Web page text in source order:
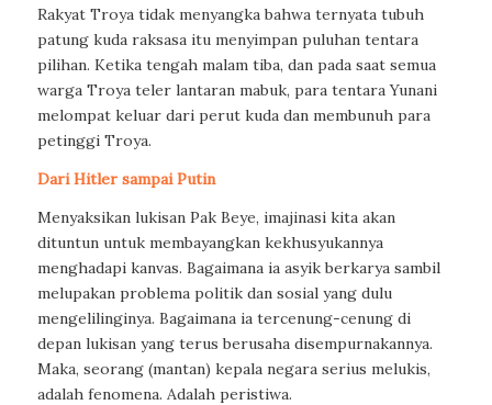
Rakyat Troya tidak menyangka bahwa ternyata tubuh
patung kuda raksasa itu menyimpan puluhan tentara
pilihan. Ketika tengah malam tiba, dan pada saat semua
warga Troya teler lantaran mabuk, para tentara Yunani
melompat keluar dari perut kuda dan membunuh para
petinggi Troya.
Dari Hitler sampai Putin
Menyaksikan lukisan Pak Beye, imajinasi kita akan
dituntun untuk membayangkan kekhusyukannya
menghadapi kanvas. Bagaimana ia asyik berkarya sambil
melupakan problema politik dan sosial yang dulu
mengelilinginya. Bagaimana ia tercenung-cenung di
depan lukisan yang terus berusaha disempurnakannya.
Maka, seorang (mantan) kepala negara serius melukis,
adalah fenomena. Adalah peristiwa.